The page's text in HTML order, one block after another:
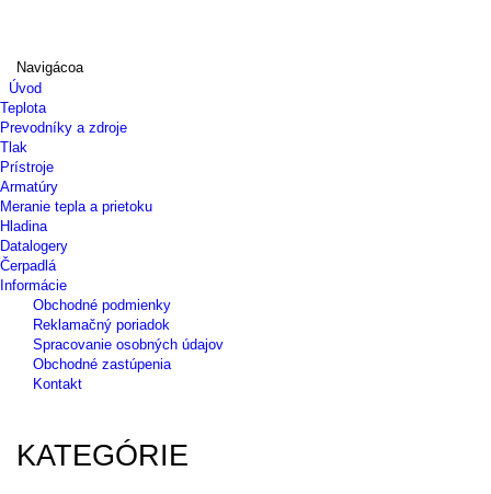
Navigácoa
Úvod
Teplota
Prevodníky a zdroje
Tlak
Prístroje
Armatúry
Meranie tepla a prietoku
Hladina
Datalogery
Čerpadlá
Informácie
Obchodné podmienky
Reklamačný poriadok
Spracovanie osobných údajov
Obchodné zastúpenia
Kontakt
KATEGÓRIE